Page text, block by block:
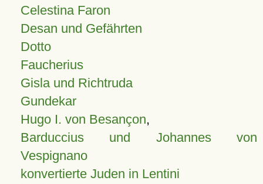
Celestina Faron
Desan und Gefährten
Dotto
Faucherius
Gisla und Richtruda
Gundekar
Hugo I. von Besançon,
Barduccius und Johannes von
Vespignano
konvertierte Juden in Lentini